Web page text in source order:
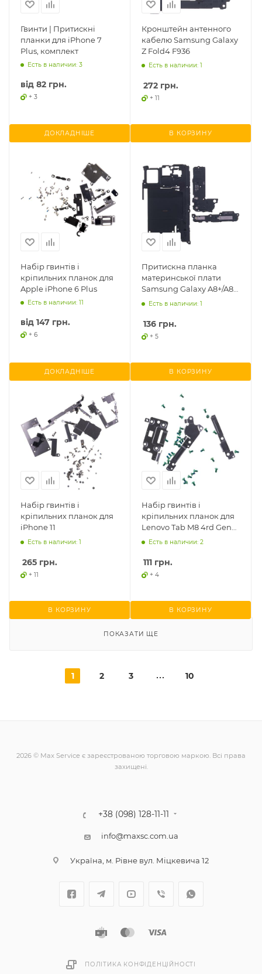
Гвинти | Притискні
планки для iPhone 7
Plus, комплект
Есть в наличии: 3
від 82 грн.
+ 3
ДОКЛАДНІШЕ
Кронштейн антенного
кабелю Samsung Galaxy
Z Fold4 F936
Есть в наличии: 1
272 грн.
+ 11
В КОРЗИНУ
Набір гвинтів і
кріпильних планок для
Apple iPhone 6 Plus
Есть в наличии: 11
від 147 грн.
+ 6
ДОКЛАДНІШЕ
Притискна планка
материнської плати
Samsung Galaxy A8+/A8
Plus A730, з
Есть в наличии: 1
136 грн.
+ 5
В КОРЗИНУ
Набір гвинтів і
кріпильних планок для
iPhone 11
Есть в наличии: 1
265 грн.
+ 11
В КОРЗИНУ
Набір гвинтів і
кріпильних планок для
Lenovo Tab M8 4rd Gen
TB300, Tab M8
Есть в наличии: 2
111 грн.
+ 4
В КОРЗИНУ
нижньої плати Samsung
кріпильних планок для
iPhone 8 Plus
+ 4